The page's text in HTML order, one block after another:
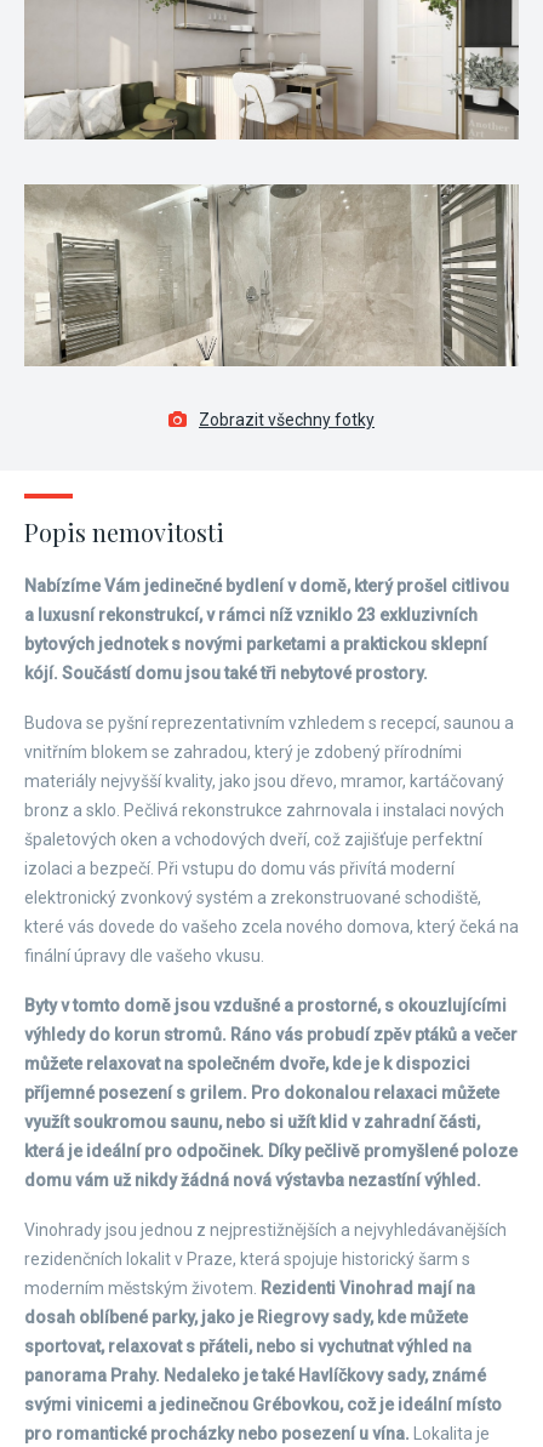
Zobrazit všechny fotky
Popis nemovitosti
Nabízíme Vám jedinečné bydlení v domě, který prošel citlivou
a luxusní rekonstrukcí, v rámci níž vzniklo 23 exkluzivních
bytových jednotek s novými parketami a praktickou sklepní
kójí. Součástí domu jsou také tři nebytové prostory.
Budova se pyšní reprezentativním vzhledem s recepcí, saunou a
vnitřním blokem se zahradou, který je zdobený přírodními
materiály nejvyšší kvality, jako jsou dřevo, mramor, kartáčovaný
bronz a sklo. Pečlivá rekonstrukce zahrnovala i instalaci nových
špaletových oken a vchodových dveří, což zajišťuje perfektní
izolaci a bezpečí. Při vstupu do domu vás přivítá moderní
elektronický zvonkový systém a zrekonstruované schodiště,
které vás dovede do vašeho zcela nového domova, který čeká na
finální úpravy dle vašeho vkusu.
Byty v tomto domě jsou vzdušné a prostorné, s okouzlujícími
výhledy do korun stromů. Ráno vás probudí zpěv ptáků a večer
můžete relaxovat na společném dvoře, kde je k dispozici
příjemné posezení s grilem. Pro dokonalou relaxaci můžete
využít soukromou saunu, nebo si užít klid v zahradní části,
která je ideální pro odpočinek. Díky pečlivě promyšlené poloze
domu vám už nikdy žádná nová výstavba nezastíní výhled.
Vinohrady jsou jednou z nejprestižnějších a nejvyhledávanějších
rezidenčních lokalit v Praze, která spojuje historický šarm s
moderním městským životem.
Rezidenti Vinohrad mají na
dosah oblíbené parky, jako je Riegrovy sady, kde můžete
sportovat, relaxovat s přáteli, nebo si vychutnat výhled na
panorama Prahy. Nedaleko je také Havlíčkovy sady, známé
svými vinicemi a jedinečnou Grébovkou, což je ideální místo
pro romantické procházky nebo posezení u vína.
Lokalita je